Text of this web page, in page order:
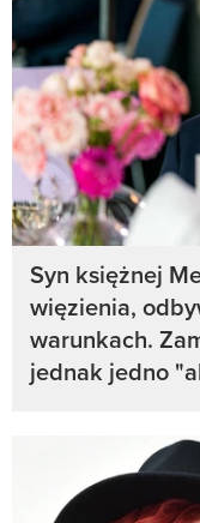
Syn księżnej
więzienia,
warunkach.
jednak jedno